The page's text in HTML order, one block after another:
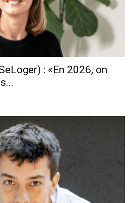
: «En 2026, on